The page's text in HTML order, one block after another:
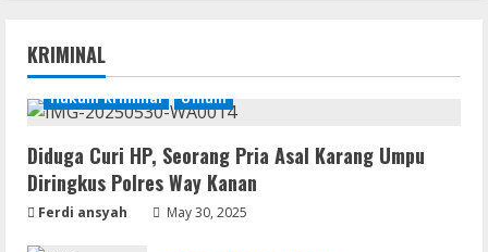
KRIMINAL
Hukum Kriminal Umum
Diduga Curi HP, Seorang Pria Asal Karang Umpu
Diringkus Polres Way Kanan
Ferdi ansyah May 30, 2025